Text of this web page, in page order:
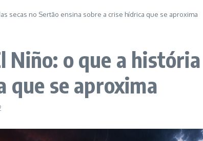
secas no Sertão ensina sobre a crise hídrica que se aproxima
Niño: o que a
que se aproxima